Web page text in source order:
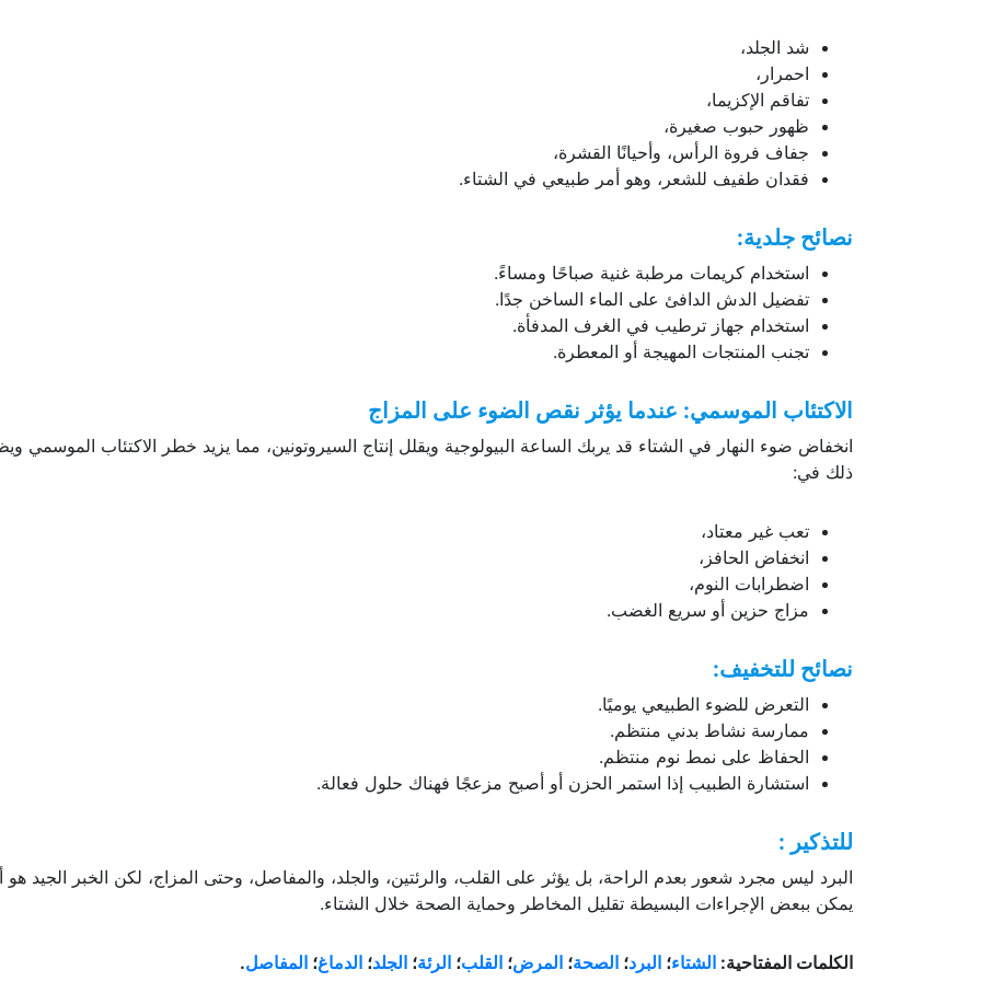
شد الجلد،
احمرار،
تفاقم الإكزيما،
ظهور حبوب صغيرة،
جفاف فروة الرأس، وأحيانًا القشرة،
فقدان طفيف للشعر، وهو أمر طبيعي في الشتاء.
نصائح جلدية:
استخدام كريمات مرطبة غنية صباحًا ومساءً.
تفضيل الدش الدافئ على الماء الساخن جدًا.
استخدام جهاز ترطيب في الغرف المدفأة.
تجنب المنتجات المهيجة أو المعطرة.
الاكتئاب الموسمي: عندما يؤثر نقص الضوء على المزاج
انخفاض ضوء النهار في الشتاء قد يربك الساعة البيولوجية ويقلل إنتاج السيروتونين، مما يزيد خطر الاكتئاب الموسمي
ذلك في:
تعب غير معتاد،
انخفاض الحافز،
اضطرابات النوم،
مزاج حزين أو سريع الغضب.
نصائح للتخفيف:
التعرض للضوء الطبيعي يوميًا.
ممارسة نشاط بدني منتظم.
الحفاظ على نمط نوم منتظم.
استشارة الطبيب إذا استمر الحزن أو أصبح مزعجًا فهناك حلول فعالة.
للتذكير :
البرد ليس مجرد شعور بعدم الراحة، بل يؤثر على القلب، والرئتين، والجلد، والمفاصل، وحتى المزاج، لكن الخبر الجيد هو
يمكن ببعض الإجراءات البسيطة تقليل المخاطر وحماية الصحة خلال الشتاء.
الكلمات المفتاحية: الشتاء؛ البرد؛ الصحة؛ المرض؛ القلب؛ الرئة؛ الجلد؛ الدماغ؛ المفاصل.